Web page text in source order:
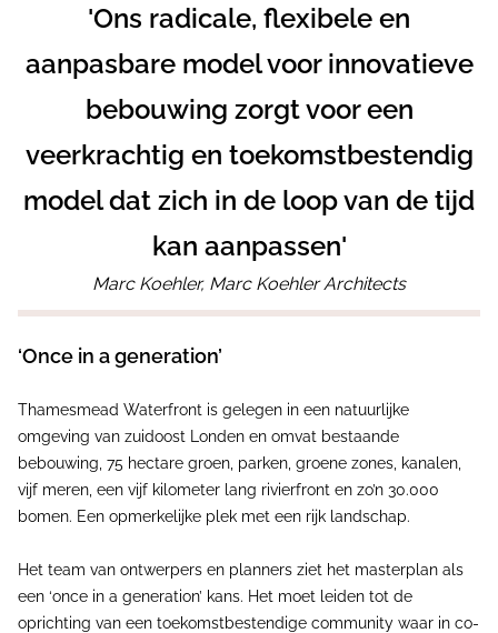
'Ons radicale, flexibele en
aanpasbare model voor innovatieve
bebouwing zorgt voor een
veerkrachtig en toekomstbestendig
model dat zich in de loop van de tijd
kan aanpassen'
Marc Koehler, Marc Koehler Architects
‘Once in a generation’
Thamesmead Waterfront is gelegen in een natuurlijke
omgeving van zuidoost Londen en omvat bestaande
bebouwing, 75 hectare groen, parken, groene zones, kanalen,
vijf meren, een vijf kilometer lang rivierfront en zo’n 30.000
bomen. Een opmerkelijke plek met een rijk landschap.
Het team van ontwerpers en planners ziet het masterplan als
een ‘once in a generation’ kans. Het moet leiden tot de
oprichting van een toekomstbestendige community waar in co-